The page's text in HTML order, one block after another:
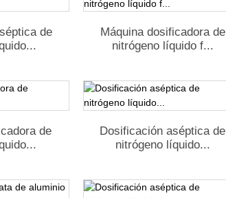
de
Máquina dosificadora de
nitrógeno líquido f...
de
Dosificación aséptica de
nitrógeno líquido...